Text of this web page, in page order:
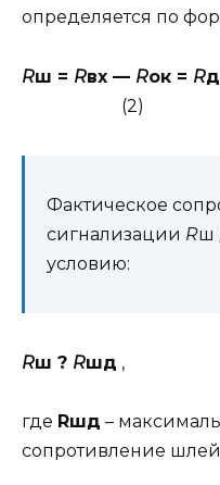
определяется по
Rш = Rвх — Rок = R
(2)
Фактическое
сигнализации Rш
условию:
Rш ? Rшд ,
где Rшд –
сопротивление